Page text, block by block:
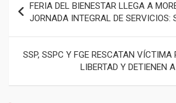
de
entradas
FERIA DEL BIENESTAR LLEGA A
JORNADA INTEGRAL DE SERVICIOS:
SSP, SSPC Y FGE RESCATAN VÍCTIMA
LIBERTAD Y DETIENEN